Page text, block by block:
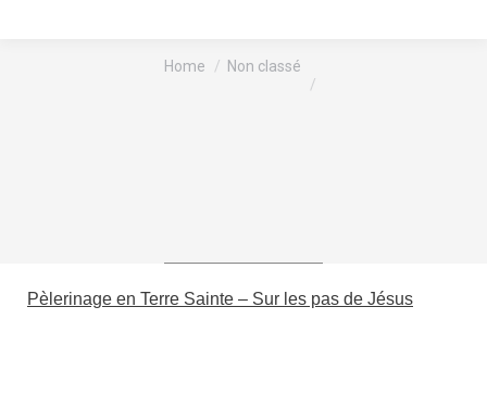
You are here:
Home Non classé
Pèlerinage en Terre Sainte – Sur les pas de Jésus